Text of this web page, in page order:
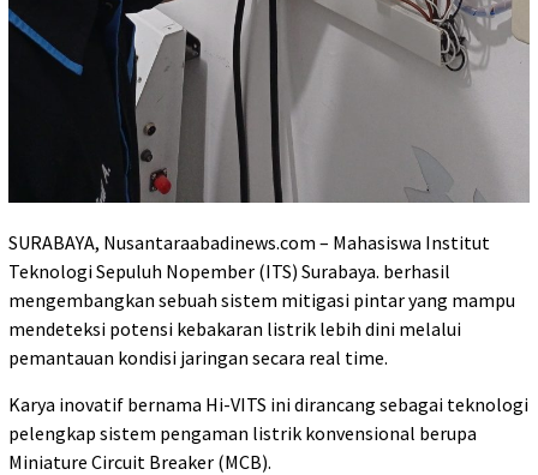
SURABAYA, Nusantaraabadinews.com – Mahasiswa Institut
Teknologi Sepuluh Nopember (ITS) Surabaya. berhasil
mengembangkan sebuah sistem mitigasi pintar yang mampu
mendeteksi potensi kebakaran listrik lebih dini melalui
pemantauan kondisi jaringan secara real time.
Karya inovatif bernama Hi-VITS ini dirancang sebagai teknologi
pelengkap sistem pengaman listrik konvensional berupa
Miniature Circuit Breaker (MCB).